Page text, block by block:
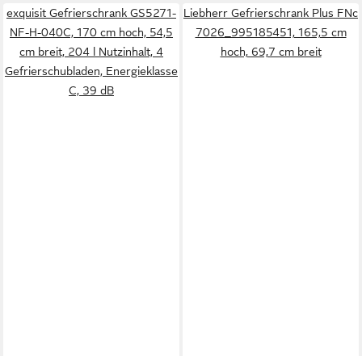
exquisit Gefrierschrank GS5271-
NF-H-040C, 170 cm hoch, 54,5
cm breit, 204 l Nutzinhalt, 4
Gefrierschubladen, Energieklasse
C, 39 dB
Liebherr Gefrierschrank Plus FNc
7026_995185451, 165,5 cm
hoch, 69,7 cm breit